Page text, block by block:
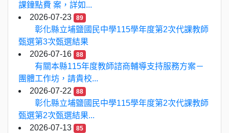
課鐘點費 案，詳如...
2026-07-23
89
彰化縣立埔鹽國民中學115學年度第2次代課教師
甄選第3次甄選結果
2026-07-16
88
有關本縣115年度教師諮商輔導支持服務方案－
團體工作坊，請貴校...
2026-07-22
88
彰化縣立埔鹽國民中學115學年度第2次代課教師
甄選第2次甄選結果...
2026-07-13
85